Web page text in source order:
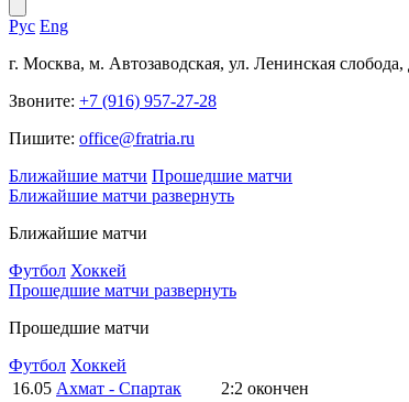
Рус Eng
г. Москва, м. Автозаводская, ул. Ленинская
Звоните: +7 (916) 957-27-28
Пишите: office@fratria.ru
Ближайшие матчи Прошедшие матчи
Ближайшие матчи развернуть
Ближайшие матчи
Футбол Хоккей
Прошедшие матчи развернуть
Прошедшие матчи
Футбол Хоккей
16.05 Ахмат - Спартак 2:2 окончен